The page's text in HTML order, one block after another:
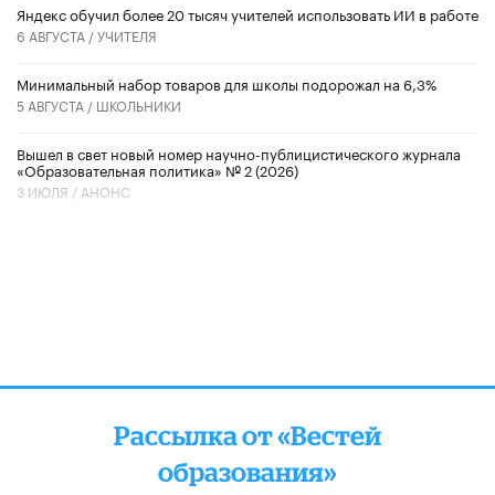
​Яндекс обучил более 20 тысяч учителей использовать ИИ в работе
6 АВГУСТА /УЧИТЕЛЯ
Минимальный набор товаров для школы подорожал на 6,3%
5 АВГУСТА / ШКОЛЬНИКИ
Вышел в свет новый номер научно-публицистического журнала
«Образовательная политика» № 2 (2026)
3 ИЮЛЯ / АНОНС
Рассылка от «Вестей
образования»